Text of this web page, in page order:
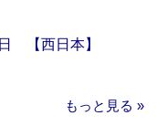
【西日本】
もっと見る »